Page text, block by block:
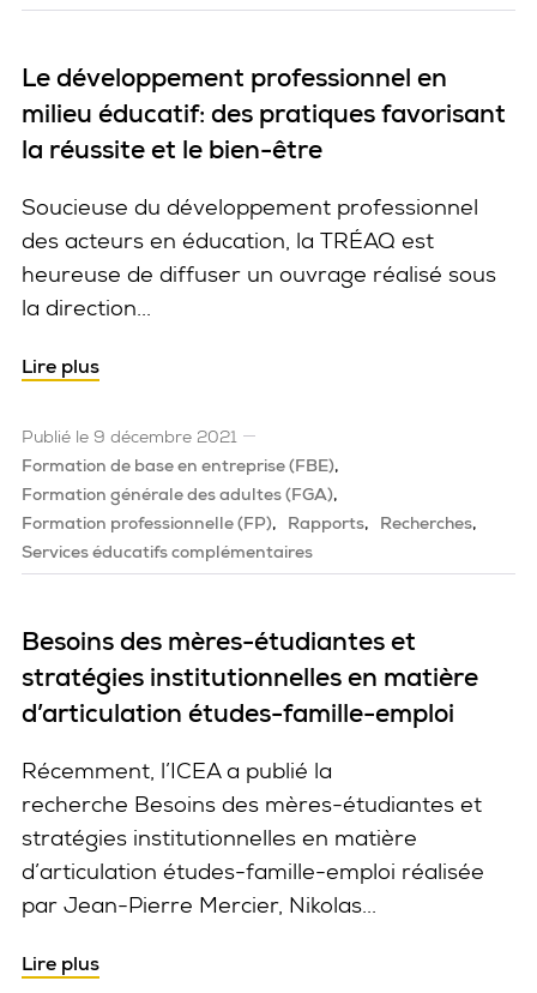
Le développement professionnel en
milieu éducatif: des pratiques favorisant
la réussite et le bien-être
Soucieuse du développement professionnel
des acteurs en éducation, la TRÉAQ est
heureuse de diffuser un ouvrage réalisé sous
la direction...
Lire plus
Publié le 9 décembre 2021
Formation de base en entreprise (FBE)
Formation générale des adultes (FGA)
Formation professionnelle (FP)
Rapports
Recherches
Services éducatifs complémentaires
Besoins des mères-étudiantes et
stratégies institutionnelles en matière
d’articulation études-famille-emploi
Récemment, l’ICEA a publié la
recherche Besoins des mères-étudiantes et
stratégies institutionnelles en matière
d’articulation études-famille-emploi réalisée
par Jean-Pierre Mercier, Nikolas...
Lire plus